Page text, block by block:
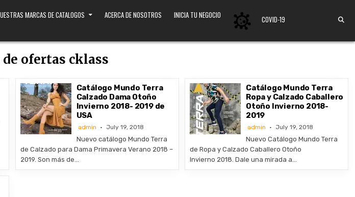
MARCAS DE CATALOGOS ACERCA DE NOSOTROS INICIA TU NEGOCIO COVID-19
ofertas cklass
Catálogo Mundo Terra
Calzado Dama Otoño
Invierno 2018- 2019 de
USA
admin July 19, 2018
Nuevo catálogo Mundo Terra
de Calzado para Dama Primavera Verano 2018 –
2019. Son más de…
Catálogo Mundo Terra
Ropa y Calzado Caballero
Otoño Invierno 2018-
2019
admin July 19, 2018
Nuevo Catálogo Mundo Terra
de Ropa y Calzado Caballero Otoño
Invierno 2018. Dale una mirada a…